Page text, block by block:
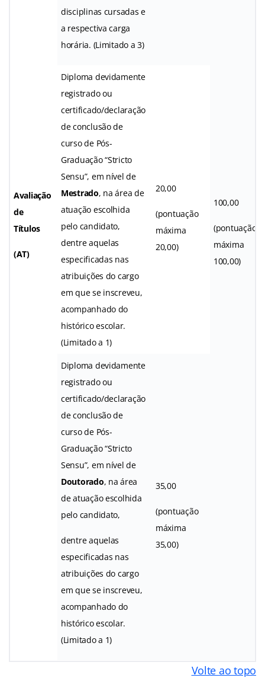
Avaliação
de
Títulos
(AT)
disciplinas cursadas e
a respectiva carga
horária. (Limitado a 3)
100,00
(pontuação
máxima
100,00)
Diploma devidamente
registrado ou
certificado/declaração
de conclusão de
curso de Pós-
Graduação “Stricto
Sensu”, em nível de
Mestrado, na área de
atuação escolhida
pelo candidato,
dentre aquelas
especificadas nas
atribuições do cargo
em que se inscreveu,
acompanhado do
histórico escolar.
(Limitado a 1)
20,00
(pontuação
máxima
20,00)
Diploma devidamente
registrado ou
certificado/declaração
de conclusão de
curso de Pós-
Graduação “Stricto
Sensu”, em nível de
Doutorado, na área
de atuação escolhida
pelo candidato,
dentre aquelas
especificadas nas
atribuições do cargo
em que se inscreveu,
acompanhado do
histórico escolar.
(Limitado a 1)
35,00
(pontuação
máxima
35,00)
Volte ao topo